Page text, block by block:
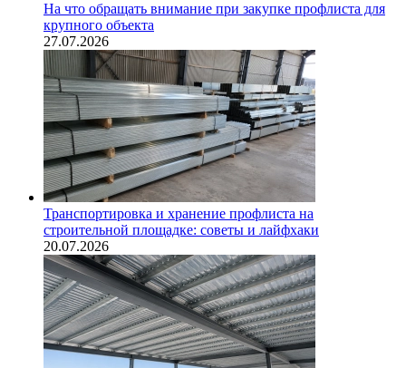
На что обращать внимание при закупке профлиста для
крупного объекта
27.07.2026
Транспортировка и хранение профлиста на
строительной площадке: советы и лайфхаки
20.07.2026